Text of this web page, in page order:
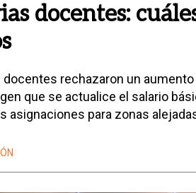
docentes:
rechazaron un
que se actualice el salario
asignaciones para zonas